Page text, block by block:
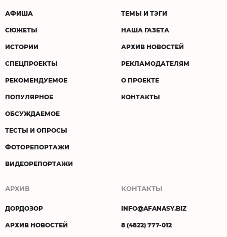
АФИША
СЮЖЕТЫ
ИСТОРИИ
СПЕЦПРОЕКТЫ
РЕКОМЕНДУЕМОЕ
ПОПУЛЯРНОЕ
ОБСУЖДАЕМОЕ
ТЕСТЫ И ОПРОСЫ
ФОТОРЕПОРТАЖИ
ВИДЕОРЕПОРТАЖИ
ТЕМЫ И ТЭГИ
НАША ГАЗЕТА
АРХИВ НОВОСТЕЙ
РЕКЛАМОДАТЕЛЯМ
О ПРОЕКТЕ
КОНТАКТЫ
АРХИВ
ДОРДОЗОР
АРХИВ НОВОСТЕЙ
КОНТАКТЫ
INFO@AFANASY.BIZ
8 (4822) 777-012